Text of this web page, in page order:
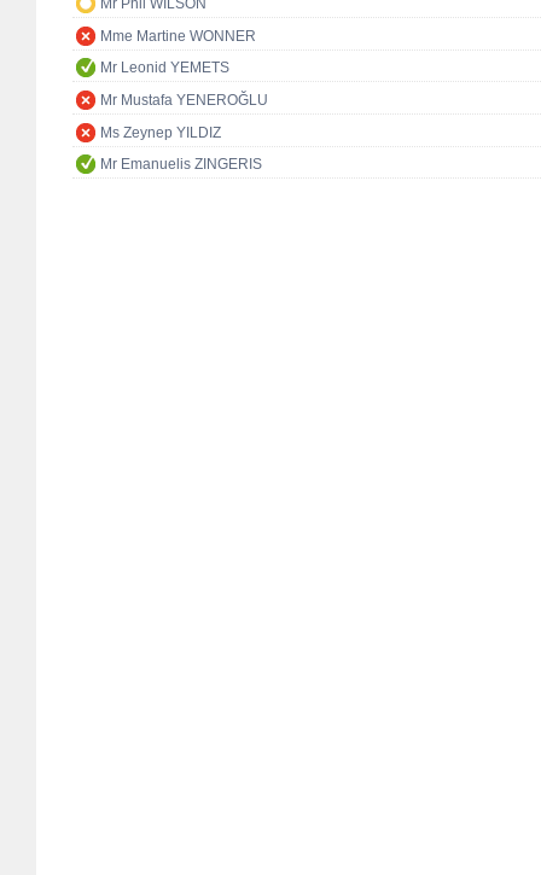
Mr Phil WILSON
Mme Martine WONNER
Mr Leonid YEMETS
Mr Mustafa YENEROĞLU
Ms Zeynep YILDIZ
Mr Emanuelis ZINGERIS